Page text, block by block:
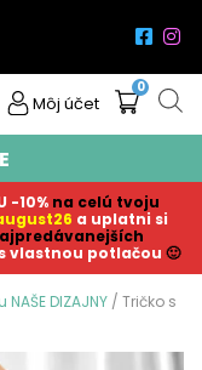
Môj účet
0
-10% na celú tvoju
a uplatni si
vlastnou potlačou 🙂
DIZAJNY / Tričko s